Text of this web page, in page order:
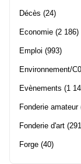
Décès (24)
Economie (2 186)
Emploi (993)
Environnement/
Evènements (1
Fonderie amateur
Fonderie d'art
Forge (40)